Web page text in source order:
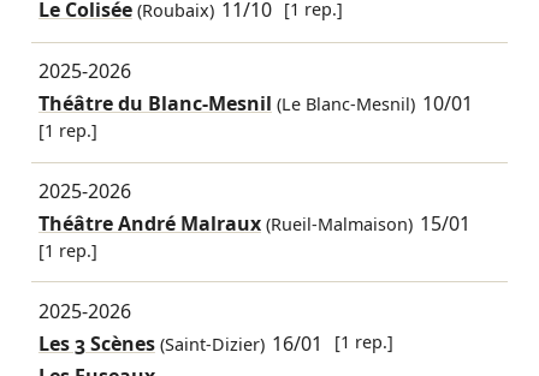
Le Colisée(Roubaix) 11/10 [1 rep.]
2025-2026
Théâtre du Blanc-Mesnil (Le Blanc-Mesnil) 10/01
[1 rep.]
2025-2026
Théâtre André Malraux(Rueil-Malmaison) 15/01
[1 rep.]
2025-2026
Les 3 Scènes(Saint-Dizier) 16/01 [1 rep.]